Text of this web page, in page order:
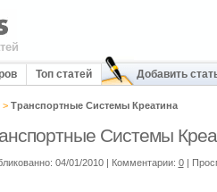
Топ статей Добавить
> Транспортные Системы Креатина
Системы
04/01/2010 | Комментарии: 0|